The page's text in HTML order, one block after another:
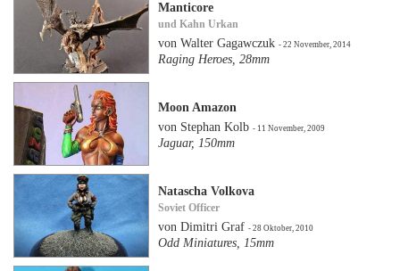
Manticore
und Kahn Urkan
von Walter Gagawczuk- 22 November, 2014
Raging Heroes, 28mm
Moon Amazon
von Stephan Kolb- 11 November, 2009
Jaguar, 150mm
Natascha Volkova
Soviet Officer
von Dimitri Graf- 28 Oktober, 2010
Odd Miniatures, 15mm